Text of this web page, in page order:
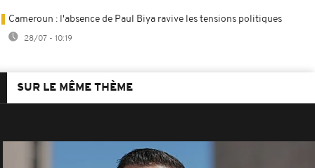
Cameroun : l'absence de Paul Biya ravive les tensions politiques
28/07 - 10:19
SUR LE MÊME THÈME